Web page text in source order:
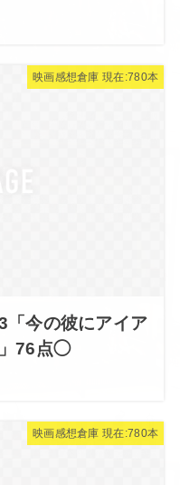
映画感想倉庫 現在:780本
今の彼にアイア
」76点◯
映画感想倉庫 現在:780本